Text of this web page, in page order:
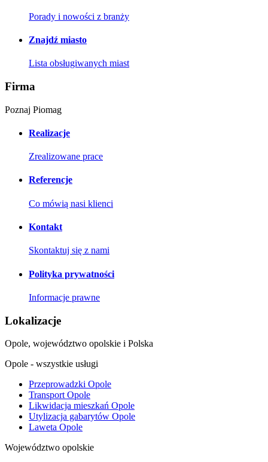
Porady i nowości z branży
Znajdź miasto
Lista obsługiwanych miast
Firma
Poznaj Piomag
Realizacje
Zrealizowane prace
Referencje
Co mówią nasi klienci
Kontakt
Skontaktuj się z nami
Polityka prywatności
Informacje prawne
Lokalizacje
Opole, województwo opolskie i Polska
Opole - wszystkie usługi
Przeprowadzki Opole
Transport Opole
Likwidacja mieszkań Opole
Utylizacja gabarytów Opole
Laweta Opole
Województwo opolskie